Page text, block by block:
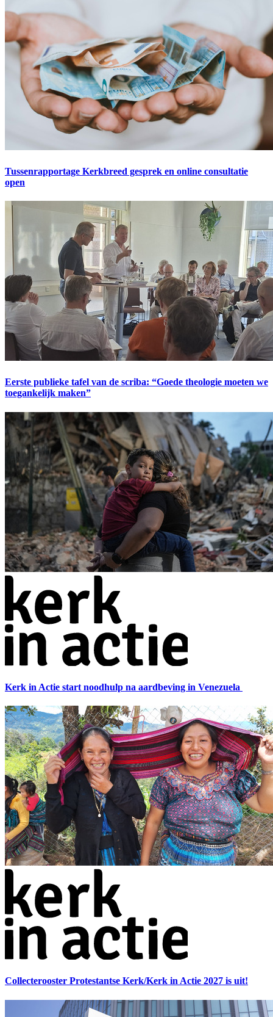
Tussenrapportage Kerkbreed gesprek en online consultatie
open
Eerste publieke tafel van de scriba: “Goede theologie moeten we
toegankelijk maken”
Kerk in Actie start noodhulp na aardbeving in Venezuela
Collecterooster Protestantse Kerk/Kerk in Actie 2027 is uit!